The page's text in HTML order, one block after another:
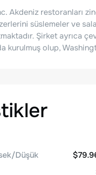
Akdeniz restoranları
süslemeler ve
Şirket ayrıca
kurulmuş olup,
Düşük